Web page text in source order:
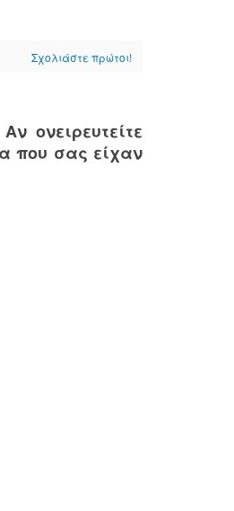
Σχολιάστε πρώτοι!
ονειρευτείτε
που σας είχαν